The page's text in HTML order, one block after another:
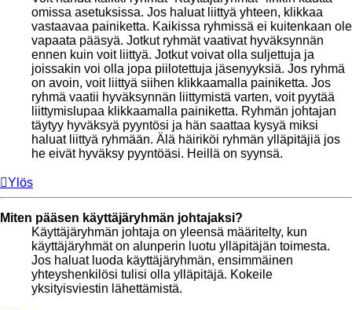
omissa asetuksissa. Jos haluat liittyä yhteen, klikkaa
vastaavaa painiketta. Kaikissa ryhmissä ei kuitenkaan ole
vapaata pääsyä. Jotkut ryhmät vaativat hyväksynnän
ennen kuin voit liittyä. Jotkut voivat olla suljettuja ja
joissakin voi olla jopa piilotettuja jäsenyyksiä. Jos ryhmä
on avoin, voit liittyä siihen klikkaamalla painiketta. Jos
ryhmä vaatii hyväksynnän liittymistä varten, voit pyytää
liittymislupaa klikkaamalla painiketta. Ryhmän johtajan
täytyy hyväksyä pyyntösi ja hän saattaa kysyä miksi
haluat liittyä ryhmään. Älä häiriköi ryhmän ylläpitäjiä jos
he eivät hyväksy pyyntöäsi. Heillä on syynsä.
Ylös
Miten pääsen käyttäjäryhmän johtajaksi?
Käyttäjäryhmän johtaja on yleensä määritelty, kun
käyttäjäryhmät on alunperin luotu ylläpitäjän toimesta.
Jos haluat luoda käyttäjäryhmän, ensimmäinen
yhteyshenkilösi tulisi olla ylläpitäjä. Kokeile
yksityisviestin lähettämistä.